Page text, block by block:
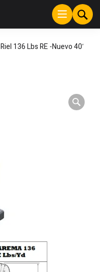
Riel 136 Lbs RE -Nuevo 40′